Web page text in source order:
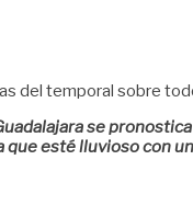
del temporal sobre
se
esté lluvioso con